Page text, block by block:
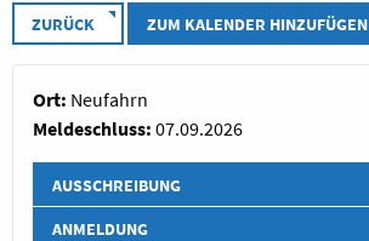
ZURÜCK ZUM KALENDER HINZUFÜGEN
Ort: Neufahrn
Meldeschluss: 07.09.2026
AUSSCHREIBUNG
ANMELDUNG